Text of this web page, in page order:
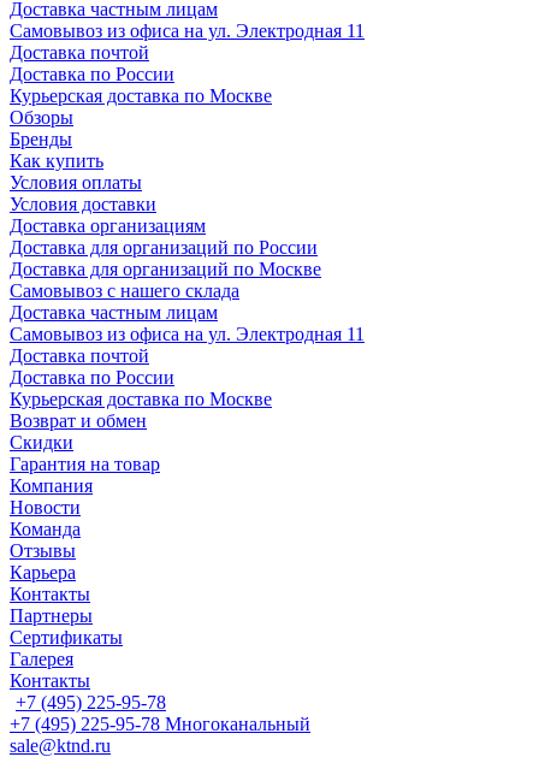
Доставка частным лицам
Самовывоз из офиса на ул. Электродная 11
Доставка почтой
Доставка по России
Курьерская доставка по Москве
Обзоры
Бренды
Как купить
Условия оплаты
Условия доставки
Доставка организациям
Доставка для организаций по России
Доставка для организаций по Москве
Самовывоз с нашего склада
Доставка частным лицам
Самовывоз из офиса на ул. Электродная 11
Доставка почтой
Доставка по России
Курьерская доставка по Москве
Возврат и обмен
Скидки
Гарантия на товар
Компания
Новости
Команда
Отзывы
Карьера
Контакты
Партнеры
Сертификаты
Галерея
Контакты
+7 (495) 225-95-78
+7 (495) 225-95-78 Многоканальный
sale@ktnd.ru